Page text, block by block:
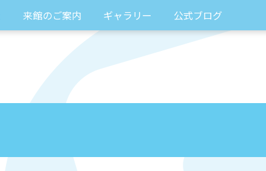
来館のご案内 ギャラリー 公式ブログ